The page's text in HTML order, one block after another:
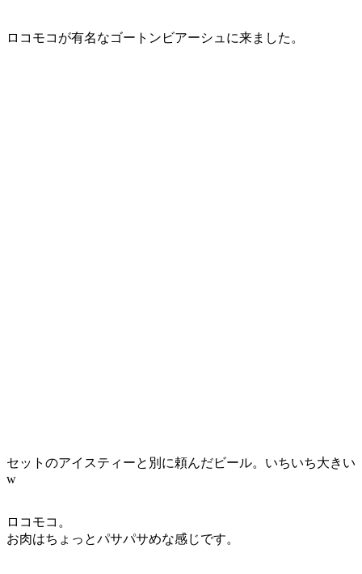
ロコモコが有名なゴートンビアーシュに来ました。
セットのアイスティーと別に頼んだビール。いちいち大きい
w
ロコモコ。
お肉はちょっとパサパサめな感じです。